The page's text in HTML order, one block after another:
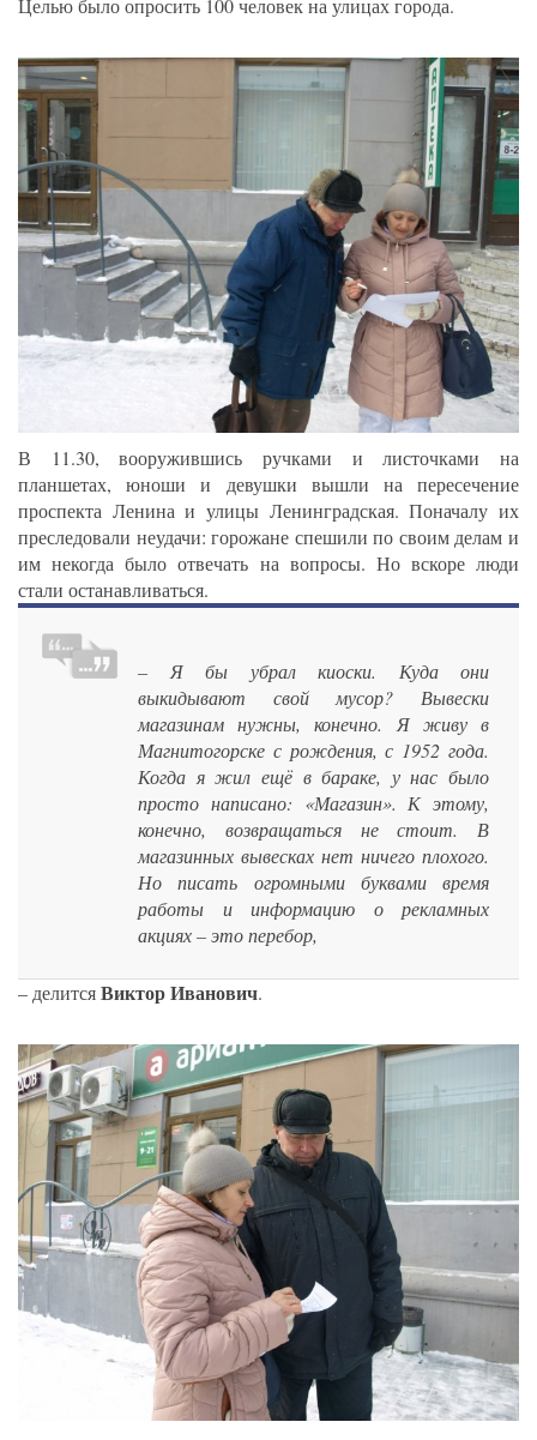
Целью было опросить 100 человек на улицах города.
В 11.30, вооружившись ручками и листочками на
планшетах, юноши и девушки вышли на пересечение
проспекта Ленина и улицы Ленинградская. Поначалу их
преследовали неудачи: горожане спешили по своим делам и
им некогда было отвечать на вопросы. Но вскоре люди
стали останавливаться.
– Я бы убрал киоски. Куда они
выкидывают свой мусор? Вывески
магазинам нужны, конечно. Я живу в
Магнитогорске с рождения, с 1952 года.
Когда я жил ещё в бараке, у нас было
просто написано: «Магазин». К этому,
конечно, возвращаться не стоит. В
магазинных вывесках нет ничего плохого.
Но писать огромными буквами время
работы и информацию о рекламных
акциях – это перебор,
– делитсяВиктор Иванович.